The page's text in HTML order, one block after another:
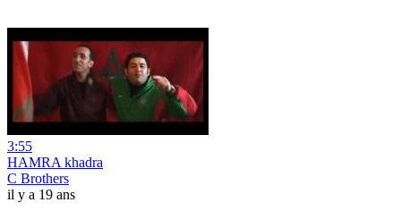
3:55
HAMRA khadra
C Brothers
il y a 19 ans